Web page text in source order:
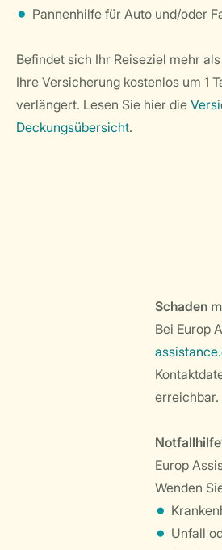
Pannenhilfe für Auto und/oder
Befindet sich Ihr Reiseziel mehr
Ihre Versicherung kostenlos um 1
verlängert. Lesen Sie hier die
Deckungsübersicht.
Schaden
Bei Europ
erreichbar.
Europ
Wenden
Unfall